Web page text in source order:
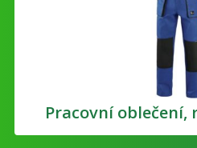
Pracovní oblečení,